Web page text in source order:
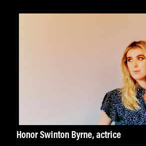
Honor Swinton Byrne, actrice